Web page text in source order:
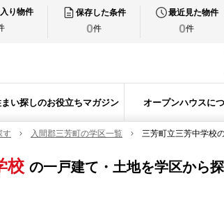
り物件 保存した条件
0件
最近見た物件
0件
い探しのお役立ちマガジン オープンハウスに
す 入間郡三芳町の学区一覧 三芳町立三芳中学校
校 の一戸建て・土地を学区から